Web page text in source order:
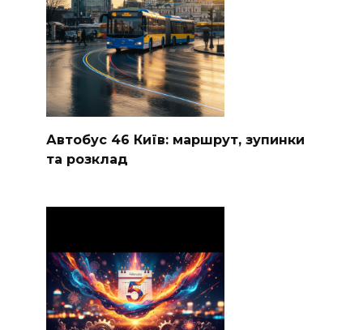
Автобус 46 Київ: маршрут, зупинки
та розклад